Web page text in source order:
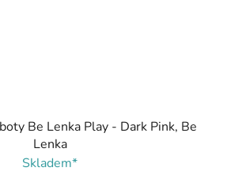
Be Lenka Play - Dark Pink, Be
Lenka
Skladem*